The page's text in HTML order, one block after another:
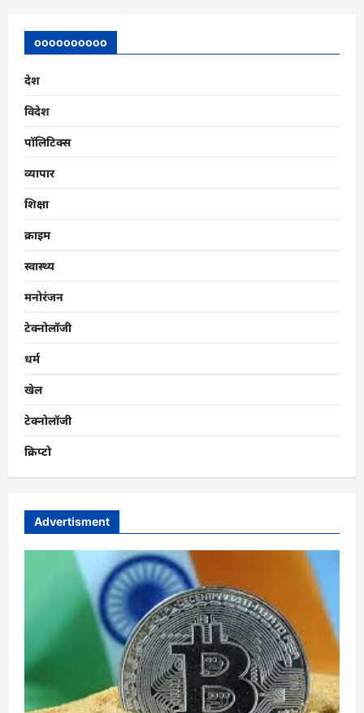
हुई
झांसी
की
oooooooooo
देश
विदेश
पॉलिटिक्स
व्यापार
शिक्षा
क्राइम
स्वास्थ्य
मनोरंजन
टेक्नोलॉजी
धर्म
खेल
टेक्नोलॉजी
क्रिप्टो
Advertisment